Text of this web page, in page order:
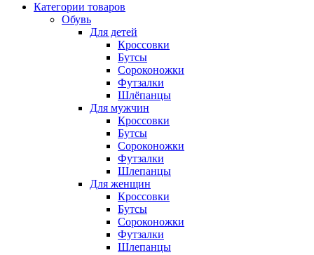
Категории товаров
Обувь
Для детей
Кроссовки
Бутсы
Сороконожки
Футзалки
Шлёпанцы
Для мужчин
Кроссовки
Бутсы
Сороконожки
Футзалки
Шлепанцы
Для женщин
Кроссовки
Бутсы
Сороконожки
Футзалки
Шлепанцы